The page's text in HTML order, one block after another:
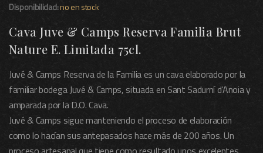
Disponibilidad:no en stock
Cava Juve & Camps Reserva Familia Brut
Nature E. Limitada 75cl.
Juvé & Camps Reserva de la Familia es un cava elaborado por la
familiar bodega Juvé & Camps, situada en Sant Sadurní d’Anoia y
amparada por la D.O. Cava.
Juvé & Camps sigue manteniendo el proceso de elaboración
como lo hacían sus antepasados hace más de 200 años. Un